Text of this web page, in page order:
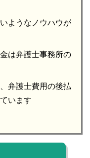
ようなノウハウが
は弁護士事務所の
弁護士費用の後払
います